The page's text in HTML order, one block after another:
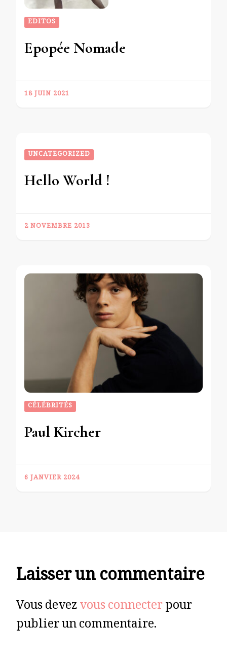
EDITOS
Epopée Nomade
18 JUIN 2021
UNCATEGORIZED
Hello World !
2 NOVEMBRE 2013
CÉLÉBRITÉS
Paul Kircher
6 JANVIER 2024
Laisser un commentaire
Vous devezvous connecterpour
publier un commentaire.